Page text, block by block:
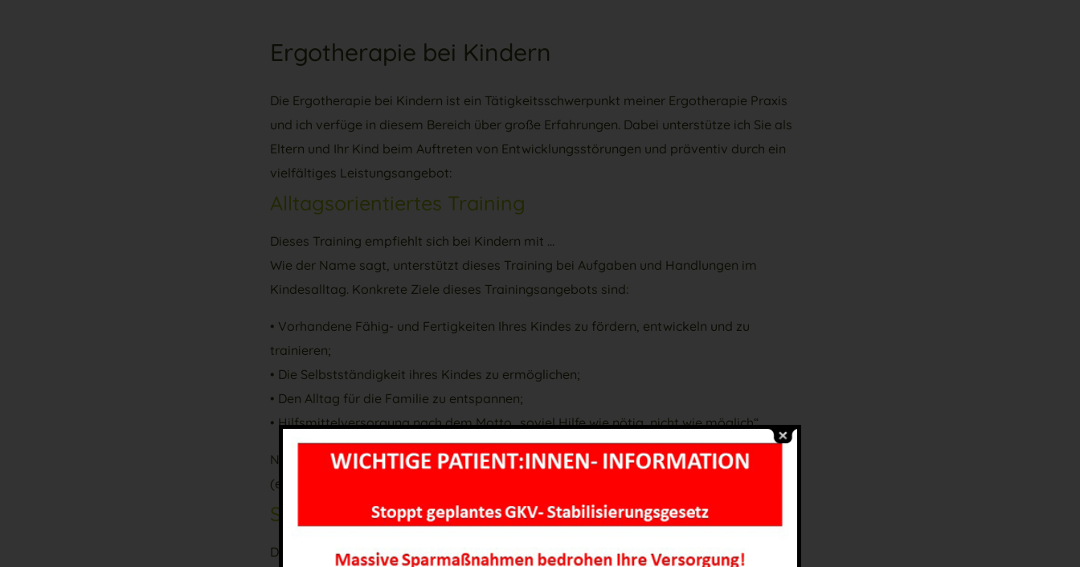
Ergotherapie bei Kindern
Die Ergotherapie bei Kindern ist ein Tätigkeitsschwerpunkt meiner Ergotherapie Praxis
und ich verfüge in diesem Bereich über große Erfahrungen. Dabei unterstütze ich Sie als
Eltern und Ihr Kind beim Auftreten von Entwicklungsstörungen und präventiv durch ein
vielfältiges Leistungsangebot:
Alltagsorientiertes Training
Dieses Training empfiehlt sich bei Kindern mit …
Wie der Name sagt, unterstützt dieses Training bei Aufgaben und Handlungen im
Kindesalltag. Konkrete Ziele dieses Trainingsangebots sind:
• Vorhandene Fähig- und Fertigkeiten Ihres Kindes zu fördern, entwickeln und zu
trainieren;
• Die Selbstständigkeit ihres Kindes zu ermöglichen;
• Den Alltag für die Familie zu entspannen;
• Hilfsmittelversorgung nach dem Motto „soviel Hilfe wie nötig, nicht wie möglich“.
Nach Abschluss des Trainings kann Ihr Kind wichtige Betätigungen selbst durchführen
(evtl. mit Kompensationsstrategien).
Schreibtraining Ergotherapie
Dieses Training empfiehlt sich bei Kindern, die Schwierigkeiten beim Schreiben bzw. dem